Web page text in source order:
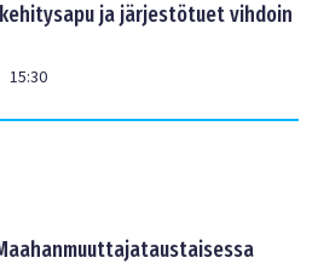
ja järjestötuet vihdoin
15:30